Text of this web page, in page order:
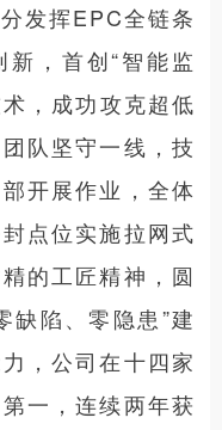
发挥EPC全链条
，首创“智能监
，成功攻克超低
队坚守一线，技
开展作业，全体
点位实施拉网式
的工匠精神，圆
缺陷、零隐患”建
，公司在十四家
一，连续两年获